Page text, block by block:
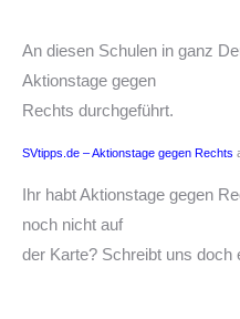
An diesen Schulen in ganz
Aktionstage gegen
Rechts durchgeführt.
SVtipps.de – Aktionstage gegen Rechts
Ihr habt Aktionstage gegen
noch nicht auf
der Karte? Schreibt uns doch